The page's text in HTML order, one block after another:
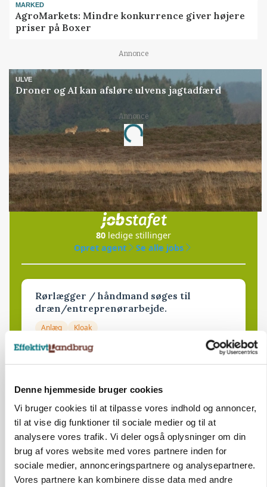
Denne hjemmeside bruger cookies
Vi bruger cookies til at tilpasse vores indhold og annoncer,
til at vise dig funktioner til sociale medier og til at
analysere vores trafik. Vi deler også oplysninger om din
brug af vores website med vores partnere inden for
sociale medier, annonceringspartnere og analysepartnere.
Vores partnere kan kombinere disse data med andre
MARKED
AgroMarkets: Mindre konkurrence giver højere
priser på Boxer
Annonce
ULVE
Droner og AI kan afsløre ulvens jagtadfærd
Annonce
Loading...
Jobs
i samarbejde med
80 ledige stillinger
Opret agent
Se alle jobs
Rørlægger / håndmand søges til
dræn/entreprenørarbejde.
Anlæg Kloak
06. aug.
Maskinstation
Godstransport
4700, Næstved NY 03. aug.